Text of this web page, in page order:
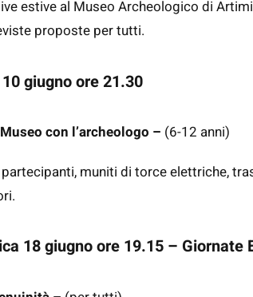
estive al Museo Archeologico di
proposte per tutti.
giugno ore 21.30
con l’archeologo – (6-12 anni)
muniti di torce elettriche,
18 giugno ore 19.15 – Giornate